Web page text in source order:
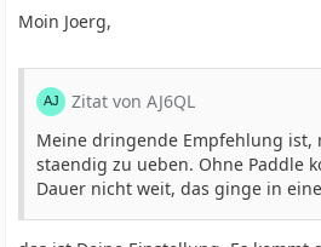
Moin Joerg,
Zitat von AJ6QL
Meine dringende Empfehlung ist,
staendig zu ueben. Ohne Paddle
Dauer nicht weit, das ginge in